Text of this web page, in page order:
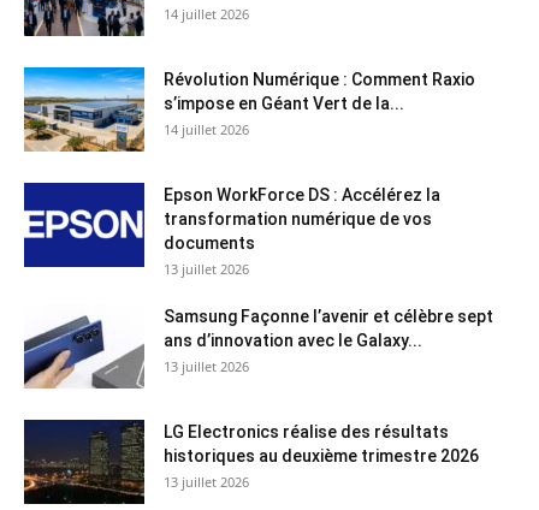
14 juillet 2026
Révolution Numérique : Comment Raxio
s’impose en Géant Vert de la...
14 juillet 2026
Epson WorkForce DS : Accélérez la
transformation numérique de vos
documents
13 juillet 2026
Samsung Façonne l’avenir et célèbre sept
ans d’innovation avec le Galaxy...
13 juillet 2026
LG Electronics réalise des résultats
historiques au deuxième trimestre 2026
13 juillet 2026